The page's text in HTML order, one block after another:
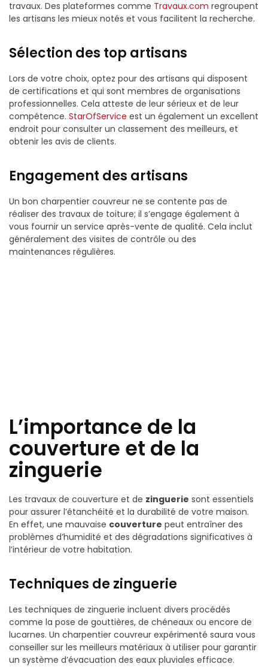
travaux. Des plateformes comme Travaux.com regroupent
les artisans les mieux notés et vous facilitent la recherche.
Sélection des top artisans
Lors de votre choix, optez pour des artisans qui disposent
de certifications et qui sont membres de organisations
professionnelles. Cela atteste de leur sérieux et de leur
compétence. StarOfService est un également un excellent
endroit pour consulter un classement des meilleurs, et
obtenir les avis de clients.
Engagement des artisans
Un bon charpentier couvreur ne se contente pas de
réaliser des travaux de toiture; il s’engage également à
vous fournir un service après-vente de qualité. Cela inclut
généralement des visites de contrôle ou des
maintenances régulières.
L’importance de la
couverture et de la
zinguerie
Les travaux de couverture et de zinguerie sont essentiels
pour assurer l’étanchéité et la durabilité de votre maison.
En effet, une mauvaise couverture peut entraîner des
problèmes d’humidité et des dégradations significatives à
l’intérieur de votre habitation.
Techniques de zinguerie
Les techniques de zinguerie incluent divers procédés
comme la pose de gouttières, de chéneaux ou encore de
lucarnes. Un charpentier couvreur expérimenté saura vous
conseiller sur les meilleurs matériaux à utiliser pour garantir
un système d’évacuation des eaux pluviales efficace.